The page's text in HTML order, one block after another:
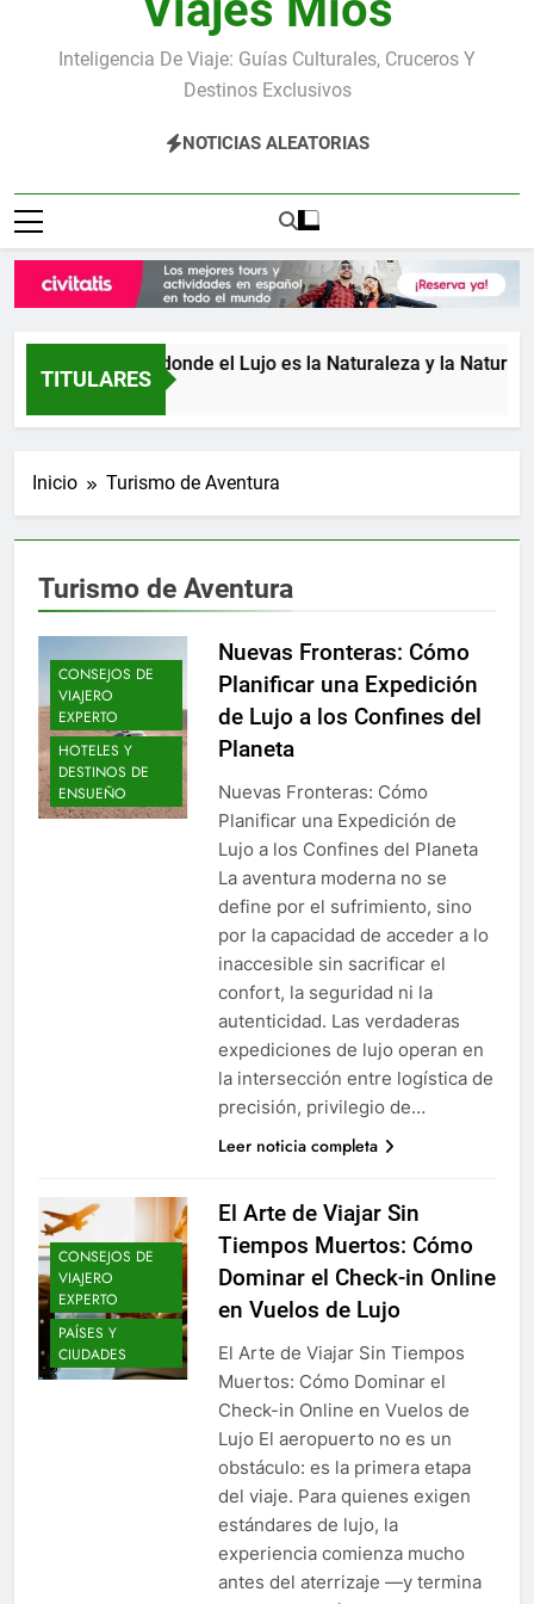
Inteligencia De Viaje: Guías Culturales, Cruceros Y
Destinos Exclusivos
NOTICIAS ALEATORIAS
TITULARES
Costa Rica: donde el Lujo es la Naturaleza y la
3 Días Atrás
Inicio Turismo de Aventura
Turismo de Aventura
CONSEJOS DE
VIAJERO
EXPERTO
HOTELES Y
DESTINOS DE
ENSUEÑO
Nuevas Fronteras: Cómo
Planificar una Expedición
de Lujo a los Confines del
Planeta
Nuevas Fronteras: Cómo
Planificar una Expedición de
Lujo a los Confines del Planeta
La aventura moderna no se
define por el sufrimiento, sino
por la capacidad de acceder a lo
inaccesible sin sacrificar el
confort, la seguridad ni la
autenticidad. Las verdaderas
expediciones de lujo operan en
la intersección entre logística de
precisión, privilegio de…
Leer noticia completa
CONSEJOS DE
VIAJERO
EXPERTO
PAÍSES Y
CIUDADES
El Arte de Viajar Sin
Tiempos Muertos: Cómo
Dominar el Check-in Online
en Vuelos de Lujo
El Arte de Viajar Sin Tiempos
Muertos: Cómo Dominar el
Check-in Online en Vuelos de
Lujo El aeropuerto no es un
obstáculo: es la primera etapa
del viaje. Para quienes exigen
estándares de lujo, la
experiencia comienza mucho
antes del aterrizaje —y termina